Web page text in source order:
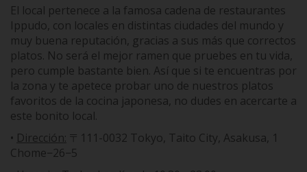
El local pertenece a la famosa cadena de restaurantes
Ippudo, con locales en distintas ciudades del mundo y
muy buena reputación, gracias a sus más que correctos
platos. No será el mejor ramen que pruebes en tu vida,
pero cumple bastante bien. Así que si te encuentras por
la zona y te apetece probar uno de nuestros platos
favoritos de la cocina japonesa, no dudes en acercarte a
este bonito local.
• Dirección: 〒111-0032 Tokyo, Taito City, Asakusa, 1
Chome−26−5
SEGUROS
ARRAY